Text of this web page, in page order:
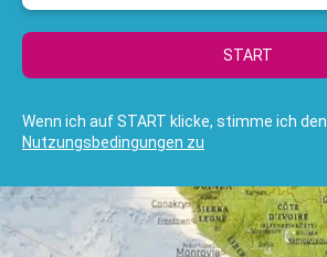
START
Wenn ich auf START klicke, stimme ich den
Nutzungsbedingungen zu